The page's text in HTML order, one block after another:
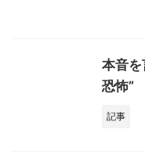
本音を
恐怖”
記事